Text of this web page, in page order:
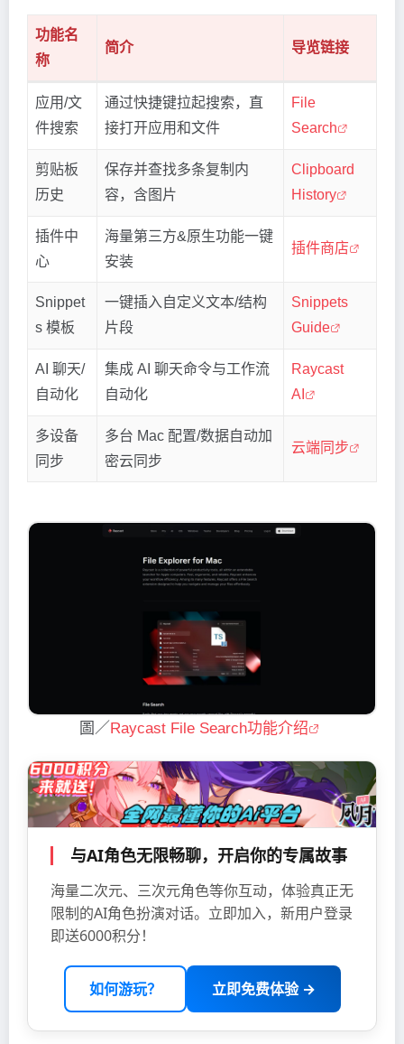
功能名
称
简介 导览链接
应用/文
件搜索
通过快捷键拉起搜索，直
接打开应用和文件
File
Search
剪贴板
历史
保存并查找多条复制内
容，含图片
Clipboard
History
插件中
心
海量第三方&原生功能一键
安装
插件商店
Snippet
s 模板
一键插入自定义文本/结构
片段
Snippets
Guide
AI 聊天/
自动化
集成 AI 聊天命令与工作流
自动化
Raycast
AI
多设备
同步
多台 Mac 配置/数据自动加
密云同步
云端同步
圖／ Raycast File Search功能介绍
与AI角色无限畅聊，开启你的专属故事
海量二次元、三次元角色等你互动，体验真正无
限制的AI角色扮演对话。立即加入，新用户登录
即送6000积分！
如何游玩？ 立即免费体验 →